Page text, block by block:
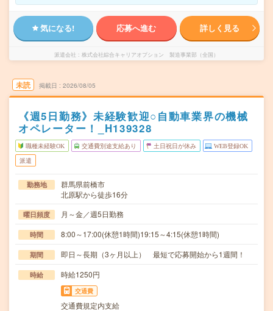
気になる! 応募へ進む 詳しく見る
派遣会社 株式会社綜合キャリアオプション 製造事業部（全国）
未読 掲載日 2026/08/05
《週5日勤務》未経験歓迎○自動車業界の機械
オペレーター！_H139328
職種未経験OK 交通費別途支給あり 土日祝日が休み WEB登録OK
派遣
勤務地
群馬県前橋市
北原駅から徒歩16分
曜日頻度 月～金／週5日勤務
時間 8:00～17:00(休憩1時間)19:15～4:15(休憩1時間)
期間 即日～長期（3ヶ月以上） 最短で応募開始から1週間！
時給 時給1250円
交通費
交通費規定内支給